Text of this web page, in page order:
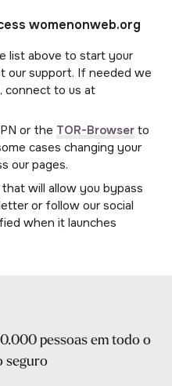
womenonweb.org
list above to start your
our support. If needed we
connect to us at
or the TOR-Browser to
cases changing your
our pages.
will allow you bypass
or follow our social
when it launches
pessoas em todo o
seguro